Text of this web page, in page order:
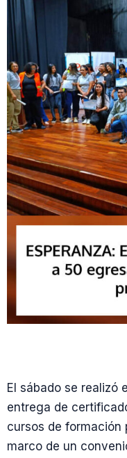
El sábado se realizó
entrega de
cursos de formación
marco de un